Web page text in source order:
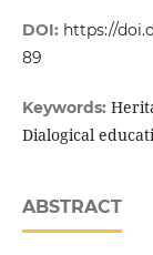
DOI: https://
89
Keywords:
Dialogical
ABSTRACT